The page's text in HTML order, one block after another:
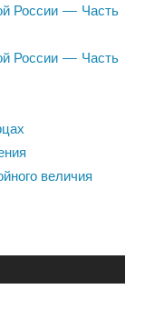
России — Часть
России — Часть
величия